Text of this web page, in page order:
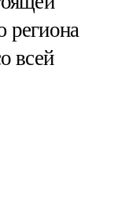
региона
всей